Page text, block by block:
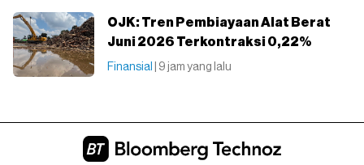
OJK: Tren Pembiayaan Alat Berat
Juni 2026 Terkontraksi 0,22%
Finansial | 9 jam yang lalu